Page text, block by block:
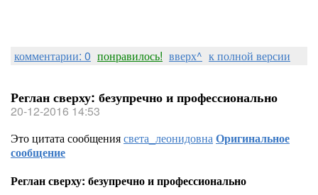
комментарии: 0 понравилось! вверх^ к полной версии
Реглан сверху: безупречно и профессионально
20-12-2016 14:53
Это цитата сообщениясвета_леонидовнаОригинальное
сообщение
Реглан сверху: безупречно и профессионально